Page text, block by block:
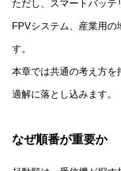
ただし、スマートバッテ
FPVシステム、産業用の
す。
本章では共通の考え方を
適解に落とし込みます。
なぜ順番が重要か